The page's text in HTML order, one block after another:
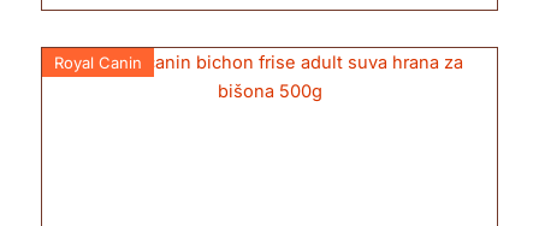
Royal Canin